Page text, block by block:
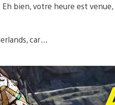
bien, votre heure est venue,
car…